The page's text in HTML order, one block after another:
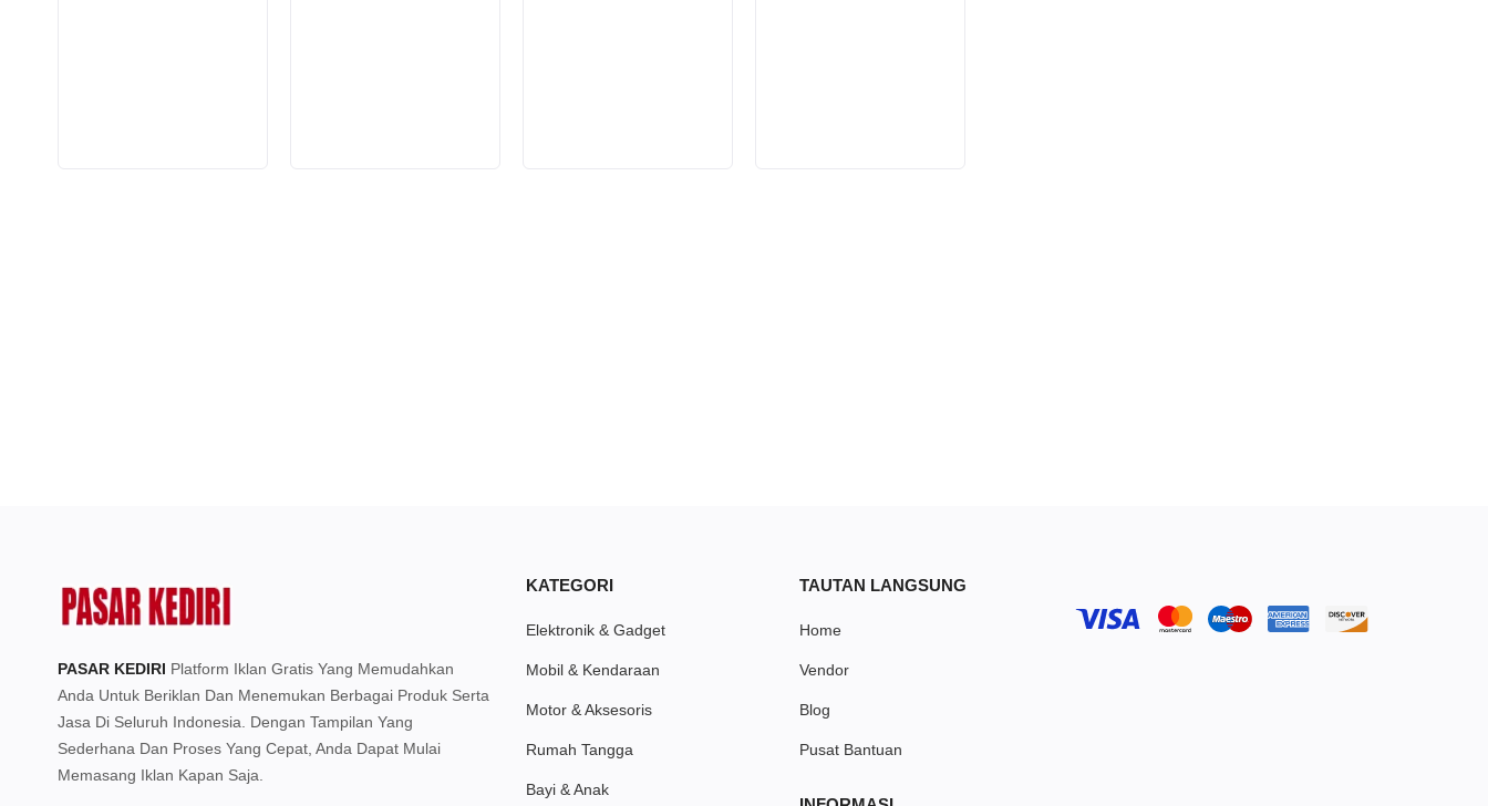
PASAR KEDIRI Platform Iklan Gratis Yang Memudahkan
Anda Untuk Beriklan Dan Menemukan Berbagai Produk Serta
Jasa Di Seluruh Indonesia. Dengan Tampilan Yang
Sederhana Dan Proses Yang Cepat, Anda Dapat Mulai
Memasang Iklan Kapan Saja.
KATEGORI
Elektronik & Gadget
Mobil & Kendaraan
Motor & Aksesoris
Rumah Tangga
Bayi & Anak
TAUTAN LANGSUNG
Home
Vendor
Blog
Pusat Bantuan